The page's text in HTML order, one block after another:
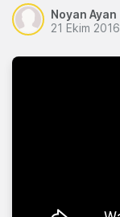
Noyan Ayan
21 Ekim 2016